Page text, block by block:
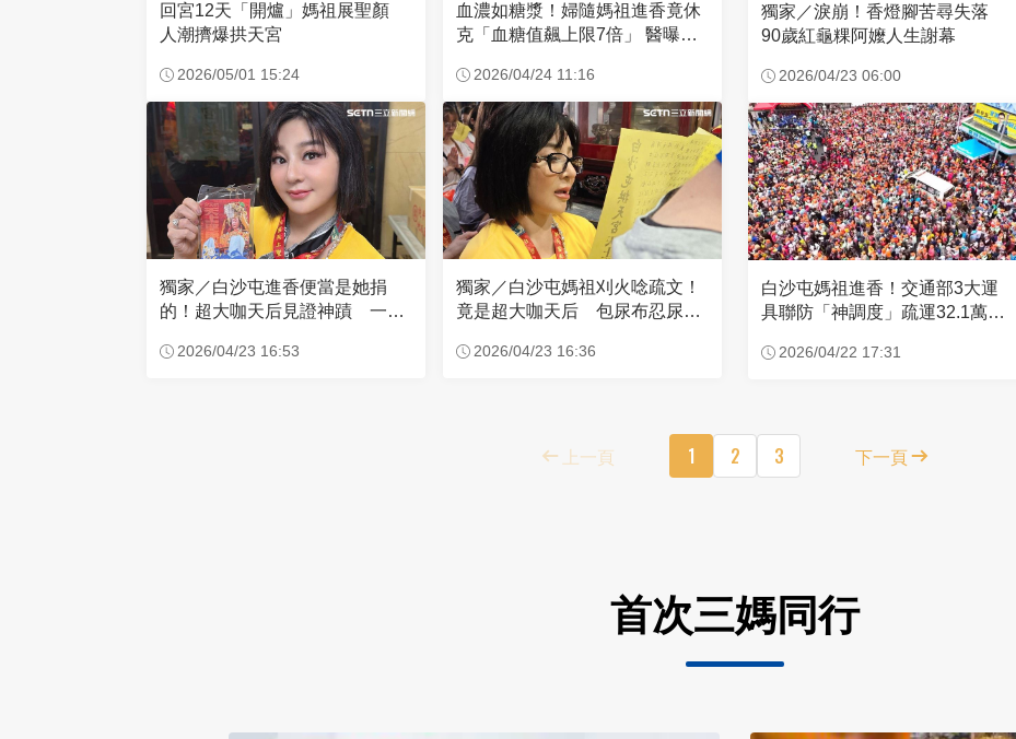
回宮12天「開爐」媽祖展聖顏
人潮擠爆拱天宮
2026/05/01 15:24
血濃如糖漿！婦隨媽祖進香竟休
克「血糖值飆上限7倍」 醫曝原
2026/04/24 11:16
獨家／白沙屯進香便當是她捐
的！超大咖天后見證神蹟 一靠
2026/04/23 16:53
獨家／白沙屯媽祖刈火唸疏文！
竟是超大咖天后 包尿布忍尿5
2026/04/23 16:36
獨家／淚崩！香燈腳苦尋失落
90歲紅龜粿阿嬤人生謝幕
2026/04/23 06:00
白沙屯媽祖進香！交通部3大運
具聯防「神調度」疏運32.1萬創
2026/04/22 17:31
上一頁 1 2 3 下一頁
首次三媽同行